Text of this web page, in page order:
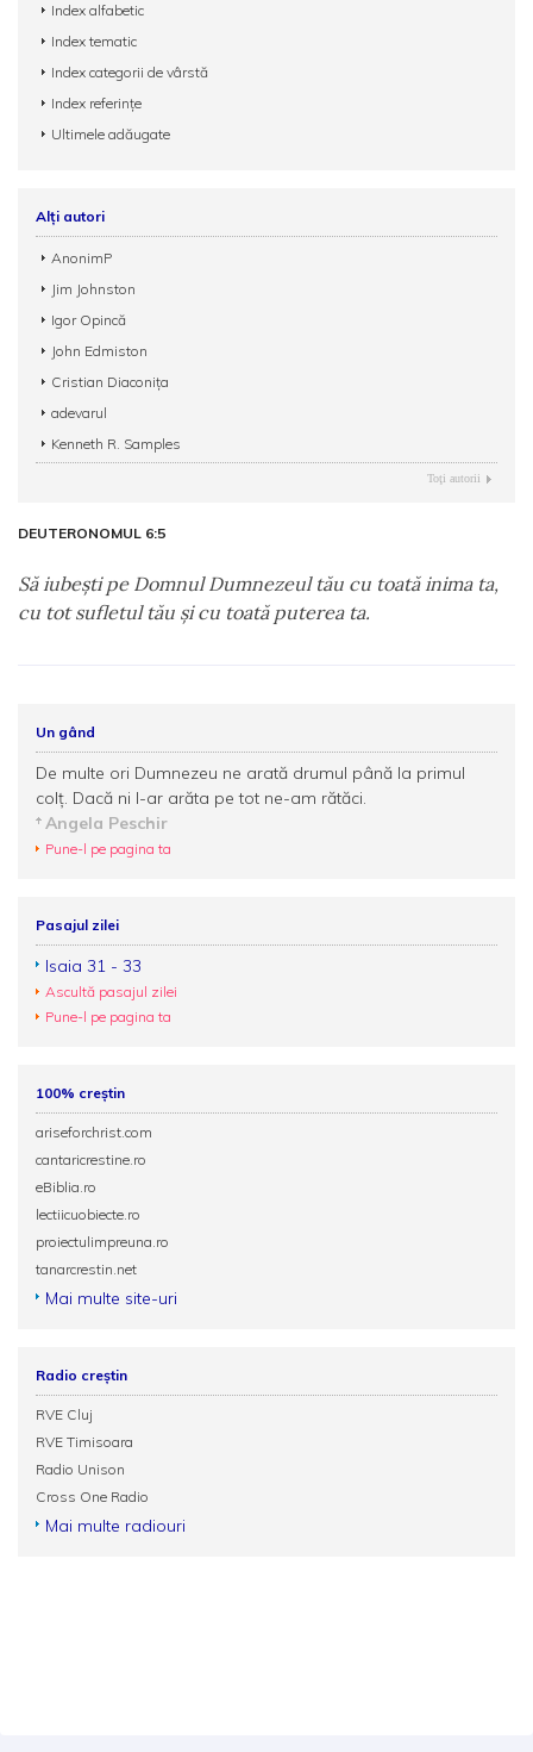
Index alfabetic
Index tematic
Index categorii de vârstă
Index referințe
Ultimele adăugate
Alți autori
AnonimP
Jim Johnston
Igor Opincă
John Edmiston
Cristian Diaconița
adevarul
Kenneth R. Samples
Toţi autorii
DEUTERONOMUL 6:5
Să iubeşti pe Domnul Dumnezeul tău cu toată inima ta,
cu tot sufletul tău şi cu toată puterea ta.
Un gând
De multe ori Dumnezeu ne arată drumul până la primul
colţ. Dacă ni l-ar arăta pe tot ne-am rătăci.
Angela Peschir
Pune-l pe pagina ta
Pasajul zilei
Isaia 31 - 33
Ascultă pasajul zilei
Pune-l pe pagina ta
100% creștin
ariseforchrist.com
cantaricrestine.ro
eBiblia.ro
lectiicuobiecte.ro
proiectulimpreuna.ro
tanarcrestin.net
Mai multe site-uri
Radio creștin
RVE Cluj
RVE Timisoara
Radio Unison
Cross One Radio
Mai multe radiouri